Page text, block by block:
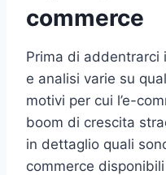
commerce
Prima di addentrarci
e analisi varie su
motivi per cui l’e-
boom di crescita
in dettaglio quali
commerce